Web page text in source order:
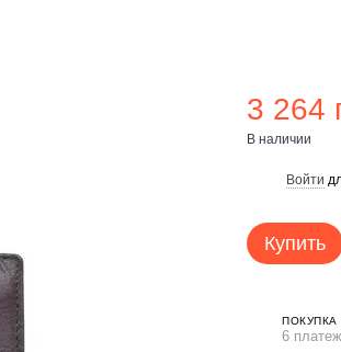
3 264
В наличии
Войти
Купить
ПОКУПКА
6